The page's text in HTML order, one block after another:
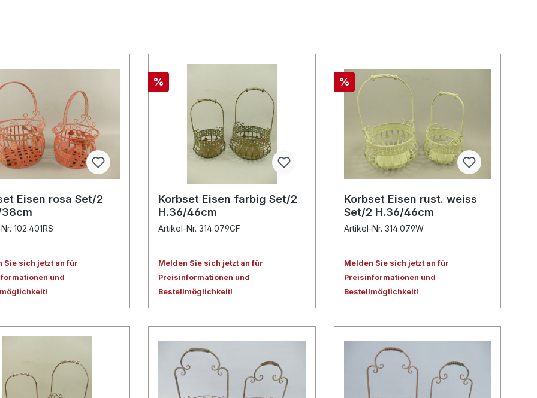
Eisen rosa Set/2
102.401RS
Sie sich jetzt an für
und
%
Korbset Eisen farbig Set/2
H.36/46cm
Artikel-Nr. 314.079GF
Melden Sie sich jetzt an für
Preisinformationen und
Bestellmöglichkeit!
%
Korbset Eisen rust. weiss
Set/2 H.36/46cm
Artikel-Nr. 314.079W
Melden Sie sich jetzt an für
Preisinformationen und
Bestellmöglichkeit!